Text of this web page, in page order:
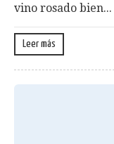
vino rosado bien...
Leer más